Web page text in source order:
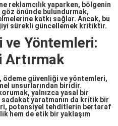
reklamcılık yaparken, bölgenin
göz önünde bulundurmak,
katkı sağlar. Ancak, bu
sürekli güncellemek kritiktir.
ve Yöntemleri:
Artırmak
ödeme güvenliği ve yöntemleri,
unsurlarından biridir.
yalnızca yasal bir
yaratmanın da kritik bir
potansiyel tehditlerin bertaraf
hem de etik bir yaklaşım